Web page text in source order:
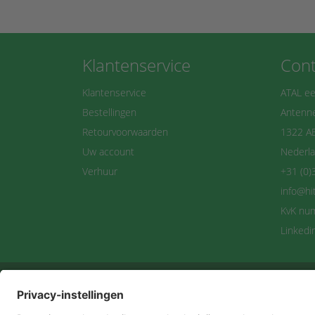
Klantenservice
Klantenservice
Bestellingen
Retourvoorwaarden
Uw account
Verhuur
ATAL
1322
+31
KvK